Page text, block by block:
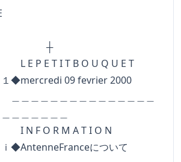
┼
I T B O U Q U E T
09 fevrier 2000
M A T I O N
について